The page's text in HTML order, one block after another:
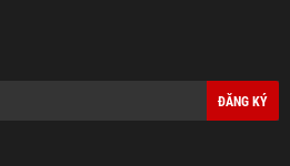
ĐĂNG KÝ